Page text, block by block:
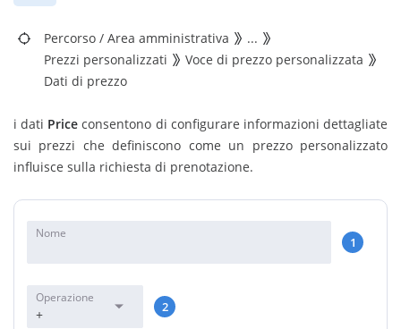
Percorso / Area amministrativa
...
Prezzi personalizzati
Voce di prezzo personalizzata
Dati di prezzo
i dati Price consentono di configurare informazioni dettagliate
sui prezzi che definiscono come un prezzo personalizzato
influisce sulla richiesta di prenotazione.
Nome
1
Operazione
+ 2